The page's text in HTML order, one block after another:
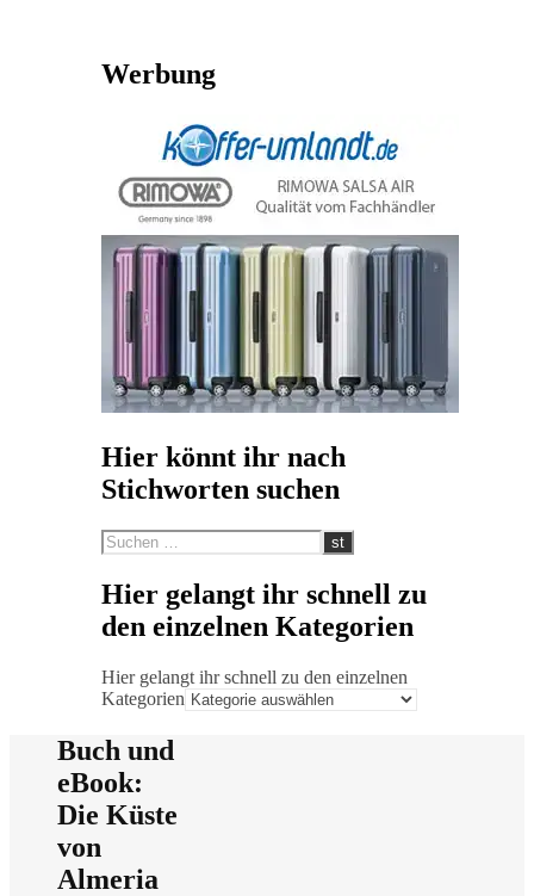
Werbung
Hier könnt ihr nach
Stichworten suchen
Hier gelangt ihr schnell zu
den einzelnen Kategorien
Hier gelangt ihr schnell zu den einzelnen
Kategorien
Buch und
eBook:
Die Küste
von
Almeria